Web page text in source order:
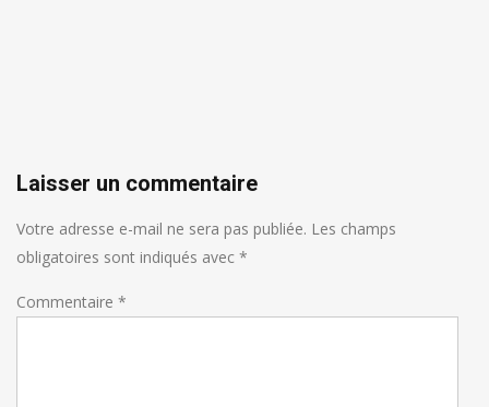
Laisser un commentaire
Votre adresse e-mail ne sera pas publiée. Les champs
obligatoires sont indiqués avec *
Commentaire *